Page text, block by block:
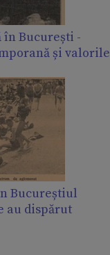
în București -
și valorile
Bucureștiul
au dispărut